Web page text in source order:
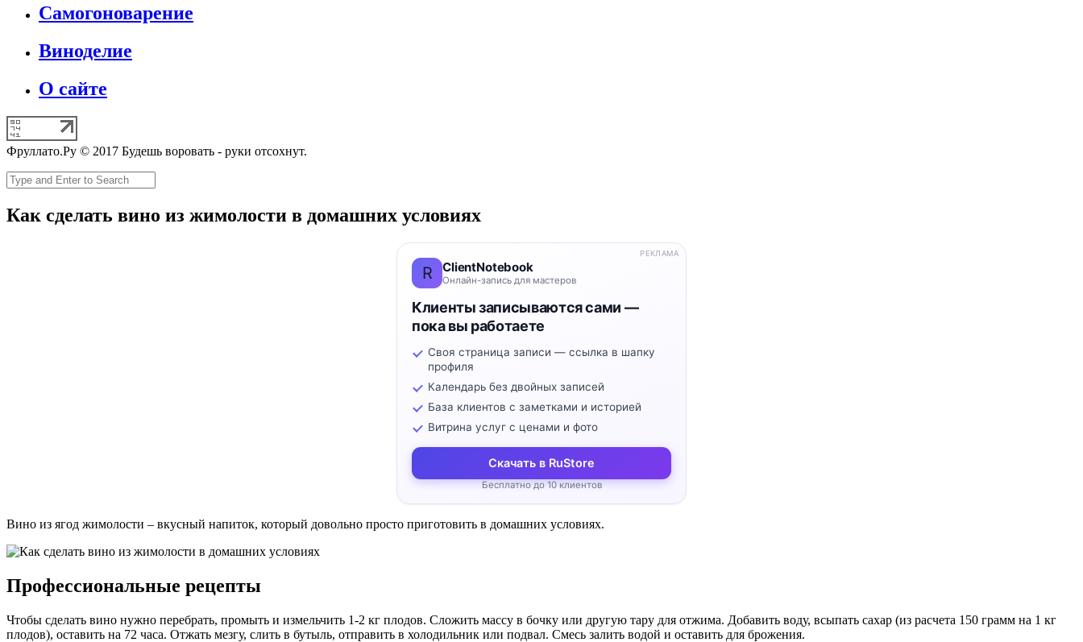
Самогоноварение
Виноделие
О сайте
Фруллато.Ру © 2017 Будешь воровать - руки отсохнут.
Как сделать вино из жимолости в домашних условиях
R ClientNotebook
Онлайн-запись для мастеров
Клиенты записываются сами —
пока вы работаете
Своя страница записи — ссылка в шапку
профиля
Календарь без двойных записей
База клиентов с заметками и историей
Витрина услуг с ценами и фото
Скачать в RuStore
Бесплатно до 10 клиентов
РЕКЛАМА
Вино из ягод жимолости – вкусный напиток, который довольно просто приготовить в домашних условиях.
Профессиональные рецепты
Чтобы сделать вино нужно перебрать, промыть и измельчить 1-2 кг плодов. Сложить массу в бочку или другую тару для отжима. Добавить воду, всыпать сахар (из расчета 150 грамм на 1 кг
плодов), оставить на 72 часа. Отжать мезгу, слить в бутыль, отправить в холодильник или подвал. Смесь залить водой и оставить для брожения.